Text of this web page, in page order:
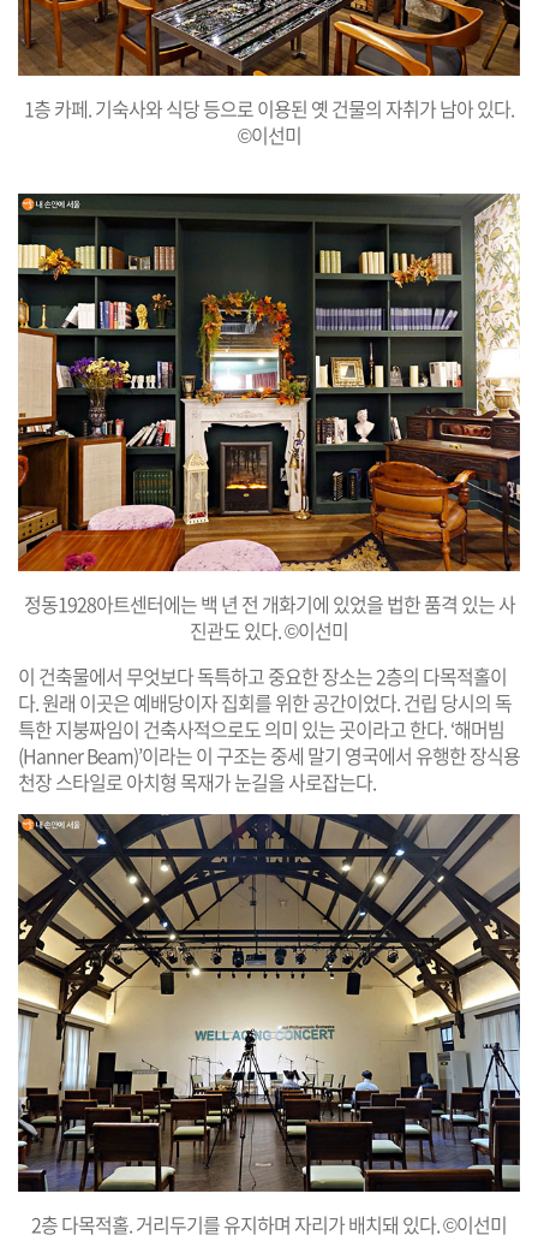
1층 카페. 기숙사와 식당 등으로 이용된 옛 건물의 자취가 남아 있다.
©이선미
정동1928아트센터에는 백 년 전 개화기에 있었을 법한 품격 있는 사
진관도 있다. ©이선미
이 건축물에서 무엇보다 독특하고 중요한 장소는 2층의 다목적홀이
다. 원래 이곳은 예배당이자 집회를 위한 공간이었다. 건립 당시의 독
특한 지붕짜임이 건축사적으로도 의미 있는 곳이라고 한다. ‘해머빔
(Hanner Beam)’이라는 이 구조는 중세 말기 영국에서 유행한 장식용
천장 스타일로 아치형 목재가 눈길을 사로잡는다.
2층 다목적홀. 거리두기를 유지하며 자리가 배치돼 있다. ©이선미